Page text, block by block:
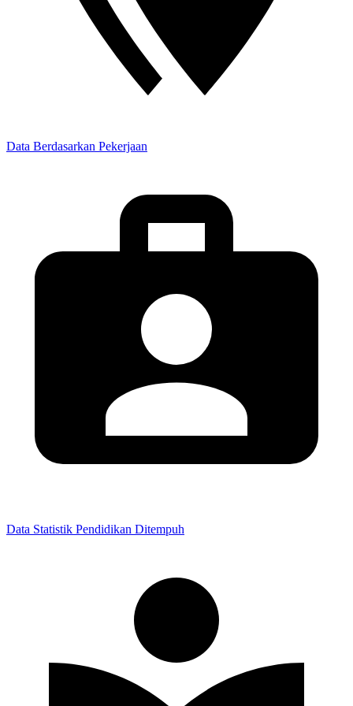
SOPIR
PIALANG
PARANORMAL
PEDAGANG
PERANGKAT DESA
KEPALA DESA
BIARAWATI
WIRASWASTA
Data Berdasarkan Pekerjaan
Data Statistik Pendidikan Ditempuh